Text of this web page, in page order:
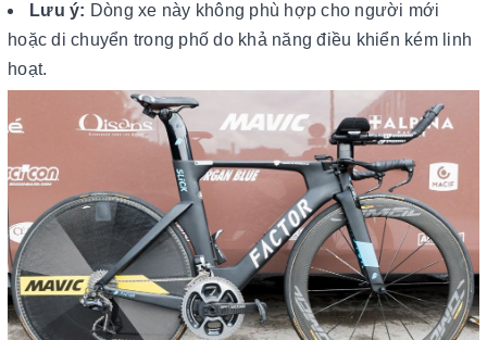
Lưu ý: Dòng xe này không phù hợp cho người mới
hoặc di chuyển trong phố do khả năng điều khiển kém linh
hoạt.